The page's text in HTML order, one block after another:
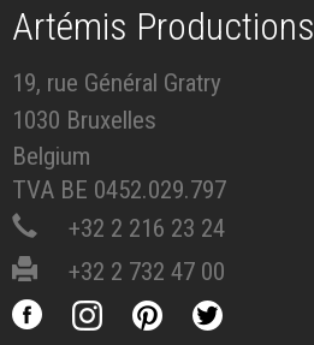
Artémis Productions
19, rue Général Gratry
1030 Bruxelles
Belgium
TVA BE 0452.029.797
+32 2 216 23 24
+32 2 732 47 00